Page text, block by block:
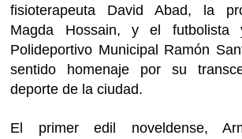
fisioterapeuta David Abad, la
Magda Hossain, y el futbolista
Polideportivo Municipal Ramón
sentido homenaje por su
deporte de la ciudad.
El primer edil noveldense,